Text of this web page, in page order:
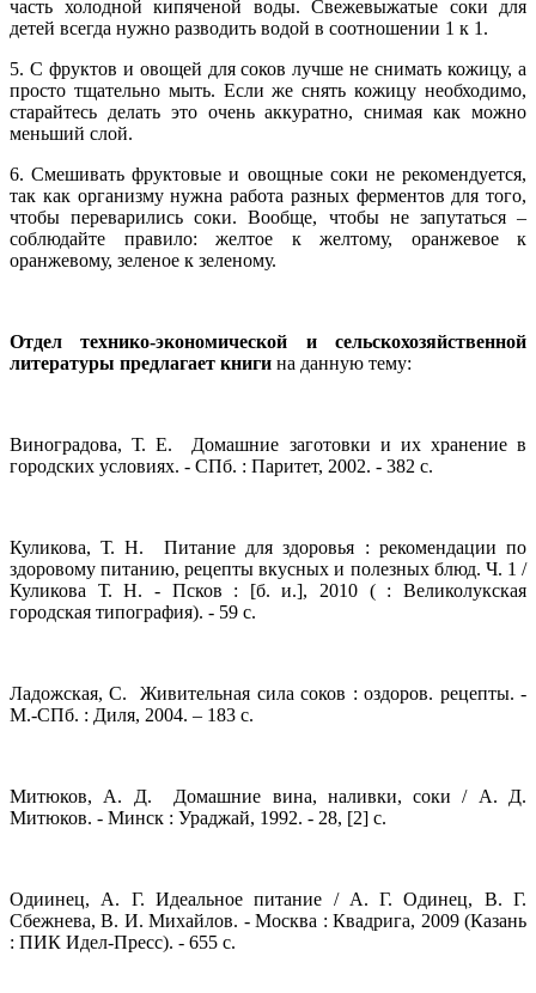
часть холодной кипяченой воды. Свежевыжатые соки для
детей всегда нужно разводить водой в соотношении 1 к 1.
5. С фруктов и овощей для соков лучше не снимать кожицу, а
просто тщательно мыть. Если же снять кожицу необходимо,
старайтесь делать это очень аккуратно, снимая как можно
меньший слой.
6. Смешивать фруктовые и овощные соки не рекомендуется,
так как организму нужна работа разных ферментов для того,
чтобы переварились соки. Вообще, чтобы не запутаться –
соблюдайте правило: желтое к желтому, оранжевое к
оранжевому, зеленое к зеленому.
Отдел технико-экономической и сельскохозяйственной
литературы предлагает книги на данную тему:
Виноградова, Т. Е. Домашние заготовки и их хранение в
городских условиях. - СПб. : Паритет, 2002. - 382 с.
Куликова, Т. Н. Питание для здоровья : рекомендации по
здоровому питанию, рецепты вкусных и полезных блюд. Ч. 1 /
Куликова Т. Н. - Псков : [б. и.], 2010 ( : Великолукская
городская типография). - 59 с.
Ладожская, С. Живительная сила соков : оздоров. рецепты. -
М.-СПб. : Диля, 2004. – 183 с.
Митюков, А. Д. Домашние вина, наливки, соки / А. Д.
Митюков. - Минск : Ураджай, 1992. - 28, [2] с.
Одиинец, А. Г. Идеальное питание / А. Г. Одинец, В. Г.
Сбежнева, В. И. Михайлов. - Москва : Квадрига, 2009 (Казань
: ПИК Идел-Пресс). - 655 с.